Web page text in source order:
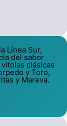
Línea Sur,
del sabor
clásicas
y Toro,
y Mareva.